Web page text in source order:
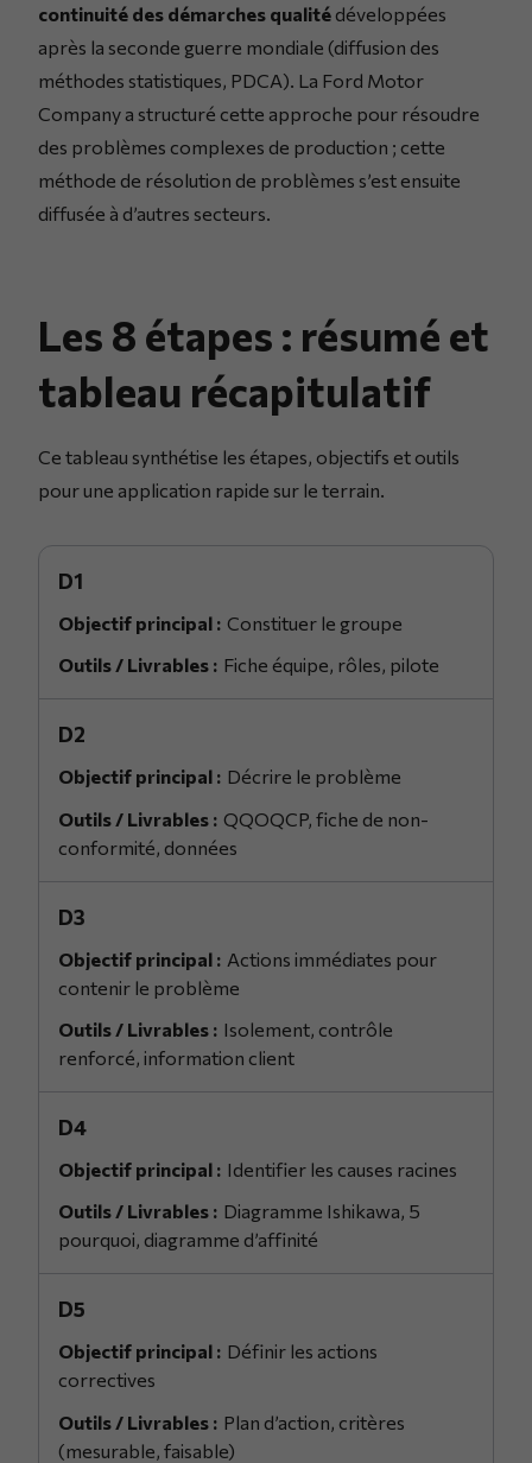
continuité des démarches qualité développées
après la seconde guerre mondiale (diffusion des
méthodes statistiques, PDCA). La Ford Motor
Company a structuré cette approche pour résoudre
des problèmes complexes de production ; cette
méthode de résolution de problèmes s’est ensuite
diffusée à d’autres secteurs.
Les 8 étapes : résumé et
tableau récapitulatif
Ce tableau synthétise les étapes, objectifs et outils
pour une application rapide sur le terrain.
D1
Constituer le groupe
Fiche équipe, rôles, pilote
D2
Décrire le problème
QQOQCP, fiche de non-
conformité, données
D3
Actions immédiates pour
contenir le problème
Isolement, contrôle
renforcé, information client
D4
Identifier les causes racines
Diagramme Ishikawa, 5
pourquoi, diagramme d’affinité
D5
Définir les actions
correctives
Plan d’action, critères
(mesurable, faisable)